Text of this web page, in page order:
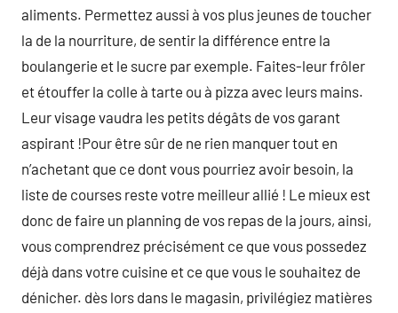
aliments. Permettez aussi à vos plus jeunes de toucher
la de la nourriture, de sentir la différence entre la
boulangerie et le sucre par exemple. Faites-leur frôler
et étouffer la colle à tarte ou à pizza avec leurs mains.
Leur visage vaudra les petits dégâts de vos garant
aspirant !Pour être sûr de ne rien manquer tout en
n’achetant que ce dont vous pourriez avoir besoin, la
liste de courses reste votre meilleur allié ! Le mieux est
donc de faire un planning de vos repas de la jours, ainsi,
vous comprendrez précisément ce que vous possedez
déjà dans votre cuisine et ce que vous le souhaitez de
dénicher. dès lors dans le magasin, privilégiez matières